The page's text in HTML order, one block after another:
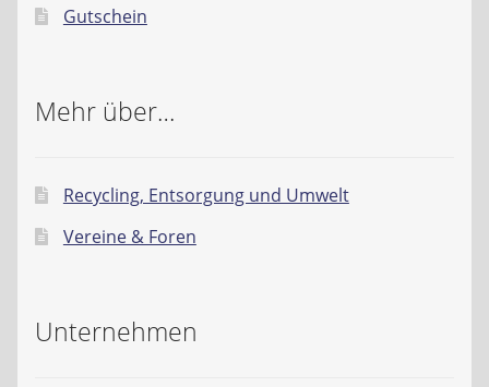
Gutschein
Mehr über…
Recycling, Entsorgung und Umwelt
Vereine & Foren
Unternehmen